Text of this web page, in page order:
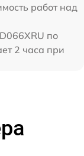
работ над
по
2 часа при